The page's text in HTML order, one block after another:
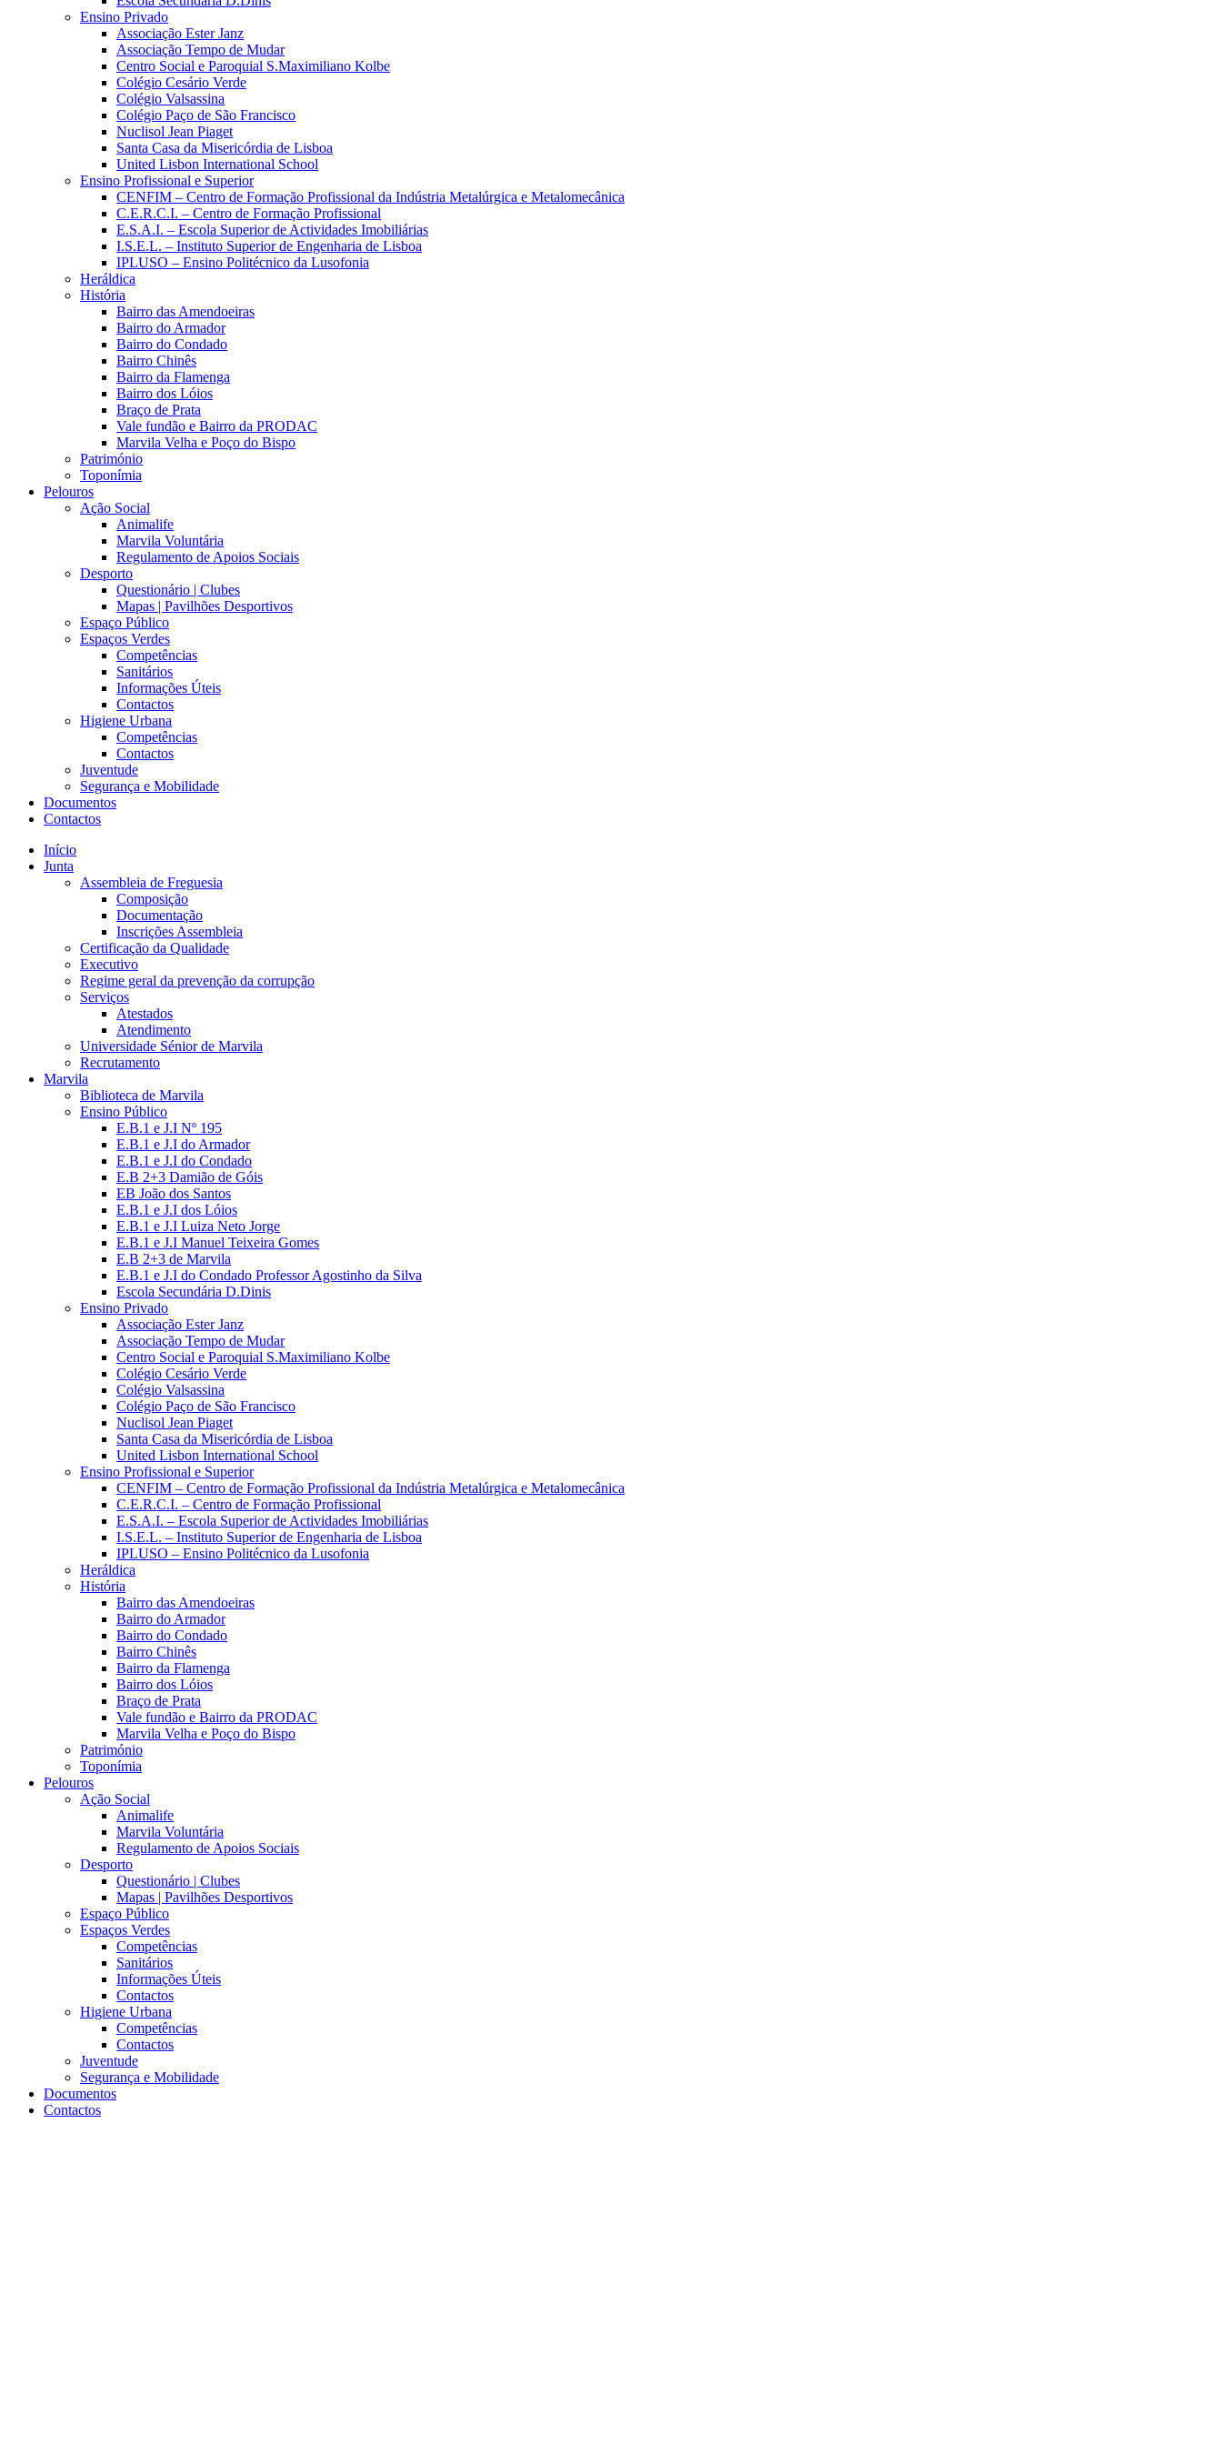
Ensino Privado
Associação Ester Janz
Associação Tempo de Mudar
Centro Social e Paroquial S.Maximiliano Kolbe
Colégio Cesário Verde
Colégio Valsassina
Colégio Paço de São Francisco
Nuclisol Jean Piaget
Santa Casa da Misericórdia de Lisboa
United Lisbon International School
Ensino Profissional e Superior
CENFIM – Centro de Formação Profissional da Indústria Metalúrgica e Metalomecânica
C.E.R.C.I. – Centro de Formação Profissional
E.S.A.I. – Escola Superior de Actividades Imobiliárias
I.S.E.L. – Instituto Superior de Engenharia de Lisboa
IPLUSO – Ensino Politécnico da Lusofonia
Heráldica
História
Bairro das Amendoeiras
Bairro do Armador
Bairro do Condado
Bairro Chinês
Bairro da Flamenga
Bairro dos Lóios
Braço de Prata
Vale fundão e Bairro da PRODAC
Marvila Velha e Poço do Bispo
Património
Toponímia
Pelouros
Ação Social
Animalife
Marvila Voluntária
Regulamento de Apoios Sociais
Desporto
Questionário | Clubes
Mapas | Pavilhões Desportivos
Espaço Público
Espaços Verdes
Competências
Sanitários
Informações Úteis
Contactos
Higiene Urbana
Competências
Contactos
Juventude
Segurança e Mobilidade
Documentos
Contactos
Início
Junta
Assembleia de Freguesia
Composição
Documentação
Inscrições Assembleia
Certificação da Qualidade
Executivo
Regime geral da prevenção da corrupção
Serviços
Atestados
Atendimento
Universidade Sénior de Marvila
Recrutamento
Marvila
Biblioteca de Marvila
Ensino Público
E.B.1 e J.I Nº 195
E.B.1 e J.I do Armador
E.B.1 e J.I do Condado
E.B 2+3 Damião de Góis
EB João dos Santos
E.B.1 e J.I dos Lóios
E.B.1 e J.I Luiza Neto Jorge
E.B.1 e J.I Manuel Teixeira Gomes
E.B 2+3 de Marvila
E.B.1 e J.I do Condado Professor Agostinho da Silva
Escola Secundária D.Dinis
Ensino Privado
Associação Ester Janz
Associação Tempo de Mudar
Centro Social e Paroquial S.Maximiliano Kolbe
Colégio Cesário Verde
Colégio Valsassina
Colégio Paço de São Francisco
Nuclisol Jean Piaget
Santa Casa da Misericórdia de Lisboa
United Lisbon International School
Ensino Profissional e Superior
CENFIM – Centro de Formação Profissional da Indústria Metalúrgica e Metalomecânica
C.E.R.C.I. – Centro de Formação Profissional
E.S.A.I. – Escola Superior de Actividades Imobiliárias
I.S.E.L. – Instituto Superior de Engenharia de Lisboa
IPLUSO – Ensino Politécnico da Lusofonia
Heráldica
História
Bairro das Amendoeiras
Bairro do Armador
Bairro do Condado
Bairro Chinês
Bairro da Flamenga
Bairro dos Lóios
Braço de Prata
Vale fundão e Bairro da PRODAC
Marvila Velha e Poço do Bispo
Património
Toponímia
Pelouros
Ação Social
Animalife
Marvila Voluntária
Regulamento de Apoios Sociais
Desporto
Questionário | Clubes
Mapas | Pavilhões Desportivos
Espaço Público
Espaços Verdes
Competências
Sanitários
Informações Úteis
Contactos
Higiene Urbana
Competências
Contactos
Juventude
Segurança e Mobilidade
Documentos
Contactos